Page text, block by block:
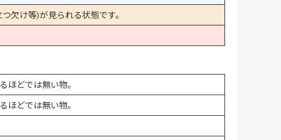
欠け等)が見られる状態です。
ほどでは無い物。
ほどでは無い物。